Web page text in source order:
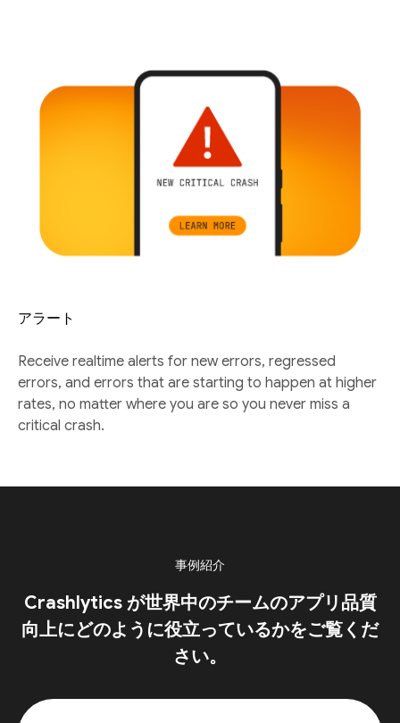
アラート
Receive realtime alerts for new errors, regressed
errors, and errors that are starting to happen at higher
rates, no matter where you are so you never miss a
critical crash.
事例紹介
Crashlytics が世界中のチームのアプリ品質
向上にどのように役立っているかをご覧くだ
さい。